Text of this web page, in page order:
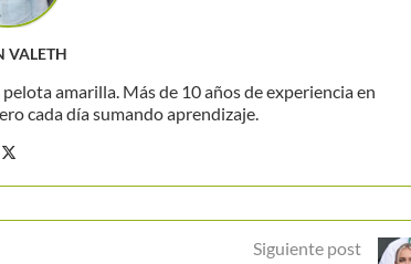
VALETH
amarilla. Más de 10 años de experiencia en
cada día sumando aprendizaje.
Siguiente post